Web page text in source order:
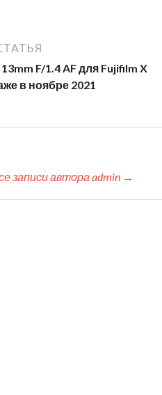
F/1.4 AF для Fujifilm X
в ноябре 2021
записи автора admin →